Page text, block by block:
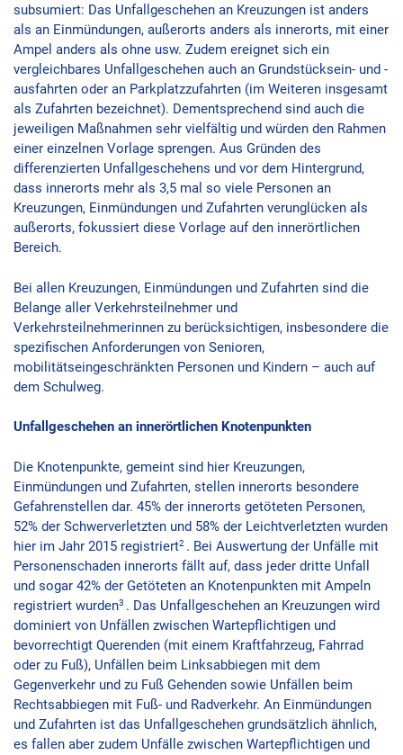
subsumiert: Das Unfallgeschehen an Kreuzungen ist anders
als an Einmündungen, außerorts anders als innerorts, mit einer
Ampel anders als ohne usw. Zudem ereignet sich ein
vergleichbares Unfallgeschehen auch an Grundstücksein- und -
ausfahrten oder an Parkplatzzufahrten (im Weiteren insgesamt
als Zufahrten bezeichnet). Dementsprechend sind auch die
jeweiligen Maßnahmen sehr vielfältig und würden den Rahmen
einer einzelnen Vorlage sprengen. Aus Gründen des
differenzierten Unfallgeschehens und vor dem Hintergrund,
dass innerorts mehr als 3,5 mal so viele Personen an
Kreuzungen, Einmündungen und Zufahrten verunglücken als
außerorts, fokussiert diese Vorlage auf den innerörtlichen
Bereich.
Bei allen Kreuzungen, Einmündungen und Zufahrten sind die
Belange aller Verkehrsteilnehmer und
Verkehrsteilnehmerinnen zu berücksichtigen, insbesondere die
spezifischen Anforderungen von Senioren,
mobilitätseingeschränkten Personen und Kindern – auch auf
dem Schulweg.
Unfallgeschehen an innerörtlichen Knotenpunkten
Die Knotenpunkte, gemeint sind hier Kreuzungen,
Einmündungen und Zufahrten, stellen innerorts besondere
Gefahrenstellen dar. 45% der innerorts getöteten Personen,
52% der Schwerverletzten und 58% der Leichtverletzten wurden
hier im Jahr 2015 registriert2 . Bei Auswertung der Unfälle mit
Personenschaden innerorts fällt auf, dass jeder dritte Unfall
und sogar 42% der Getöteten an Knotenpunkten mit Ampeln
registriert wurden3 . Das Unfallgeschehen an Kreuzungen wird
dominiert von Unfällen zwischen Wartepflichtigen und
bevorrechtigt Querenden (mit einem Kraftfahrzeug, Fahrrad
oder zu Fuß), Unfällen beim Linksabbiegen mit dem
Gegenverkehr und zu Fuß Gehenden sowie Unfällen beim
Rechtsabbiegen mit Fuß- und Radverkehr. An Einmündungen
und Zufahrten ist das Unfallgeschehen grundsätzlich ähnlich,
es fallen aber zudem Unfälle zwischen Wartepflichtigen und